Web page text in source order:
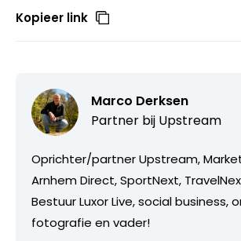
Kopieer link
Marco Derksen
Partner bij Upstream
Oprichter/partner Upstream,
Arnhem Direct, SportNext,
Bestuur Luxor Live, social business,
fotografie en vader!